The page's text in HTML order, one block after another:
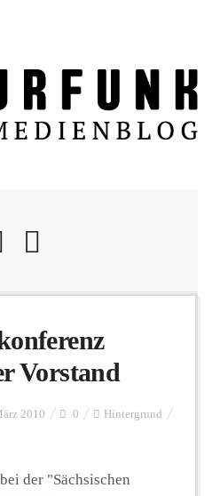
Vorstand
2010 0 Hintergrund
der "Sächsischen